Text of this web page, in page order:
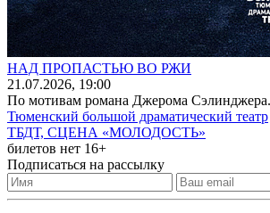
НАД ПРОПАСТЬЮ ВО РЖИ
21 .07.2026, 19:00
По мотивам романа Джерома
Тюменский большой драматический театр
ТБДТ, СЦЕНА «МОЛОДОСТЬ»
билетов нет 16+
Подписаться на рассылку